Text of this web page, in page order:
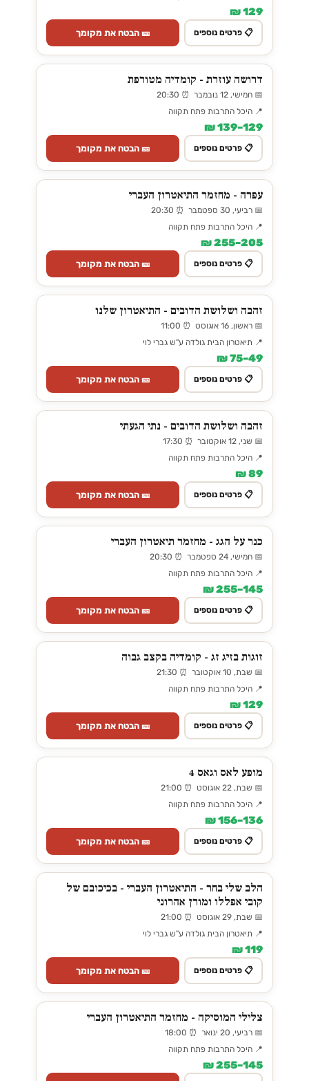
129 ₪
📋 פרטים נוספים 🎫 הבטח את מקומך
דרושה עוזרת - קומדיה מטורפת
📅 חמישי, 12 נובמבר ⏰ 20:30
📍 היכל התרבות פתח תקווה
129–139 ₪
📋 פרטים נוספים 🎫 הבטח את מקומך
עפרה - מחזמר התיאטרון העברי
📅 רביעי, 30 ספטמבר ⏰ 20:30
📍 היכל התרבות פתח תקווה
205–255 ₪
📋 פרטים נוספים 🎫 הבטח את מקומך
זהבה ושלושת הדובים - התיאטרון שלנו
📅 ראשון, 16 אוגוסט ⏰ 11:00
📍 תיאטרון הבית גולדה ע"ש גברי לוי
49–75 ₪
📋 פרטים נוספים 🎫 הבטח את מקומך
זהבה ושלושת הדובים - נתי הגעתי
📅 שני, 12 אוקטובר ⏰ 17:30
📍 היכל התרבות פתח תקווה
89 ₪
📋 פרטים נוספים 🎫 הבטח את מקומך
כנר על הגג - מחזמר תיאטרון העברי
📅 חמישי, 24 ספטמבר ⏰ 20:30
📍 היכל התרבות פתח תקווה
145–255 ₪
📋 פרטים נוספים 🎫 הבטח את מקומך
זוגות בזיג זג - קומדיה בקצב גבוה
📅 שבת, 10 אוקטובר ⏰ 21:30
📍 היכל התרבות פתח תקווה
129 ₪
📋 פרטים נוספים 🎫 הבטח את מקומך
מופע לאס וגאס 4
📅 שבת, 22 אוגוסט ⏰ 21:00
📍 היכל התרבות פתח תקווה
136–156 ₪
📋 פרטים נוספים 🎫 הבטח את מקומך
הלב שלי בחר - התיאטרון העברי - בכיכובם של
קובי אפללו ומורן אהרוני
📅 שבת, 29 אוגוסט ⏰ 21:00
📍 תיאטרון הבית גולדה ע"ש גברי לוי
119 ₪
📋 פרטים נוספים 🎫 הבטח את מקומך
צלילי המוסיקה - מחזמר התיאטרון העברי
📅 רביעי, 20 ינואר ⏰ 18:00
📍 היכל התרבות פתח תקווה
145–255 ₪